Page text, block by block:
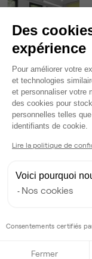
6
Des
expérience
Plateforme
Pour améliorer votre
et technologies
et personnaliser votre
des cookies pour
personnelles telles
identifiants de cookie.
Lire la politique de
Voici pourquoi
Nos cookies
Consentements certifiés
Fermer